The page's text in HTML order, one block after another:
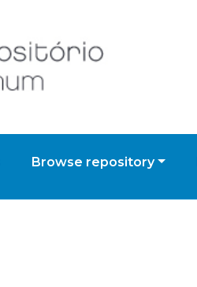
Browse repository